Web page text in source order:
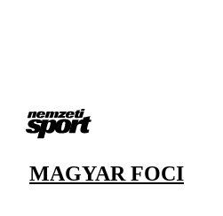
MAGYAR FOCI